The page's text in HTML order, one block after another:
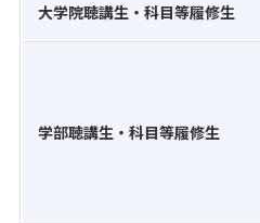
大学院聴講生・科目等履修生
学部聴講生・科目等履修生